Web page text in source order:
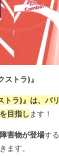
トラ)』
トラ)』は、バ
目指し ます！
害物が登場す
ます。